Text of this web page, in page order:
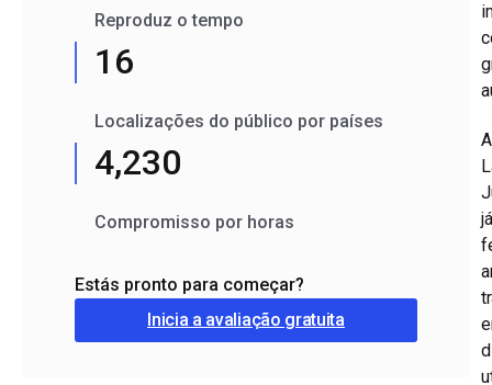
Reproduz o tempo
16
Localizações do público por países
4,230
Compromisso por horas
Estás pronto para começar?
Inicia a avaliação gratuita
A
já